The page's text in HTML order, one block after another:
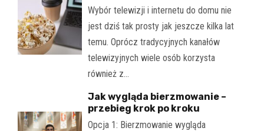
Wybór telewizji i internetu do domu nie
jest dziś tak prosty jak jeszcze kilka lat
temu. Oprócz tradycyjnych kanałów
telewizyjnych wiele osób korzysta
również z…
Jak wygląda bierzmowanie –
przebieg krok po kroku
Opcja 1: Bierzmowanie wygląda